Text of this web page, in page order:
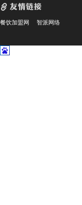
餐饮加盟网 智派网络